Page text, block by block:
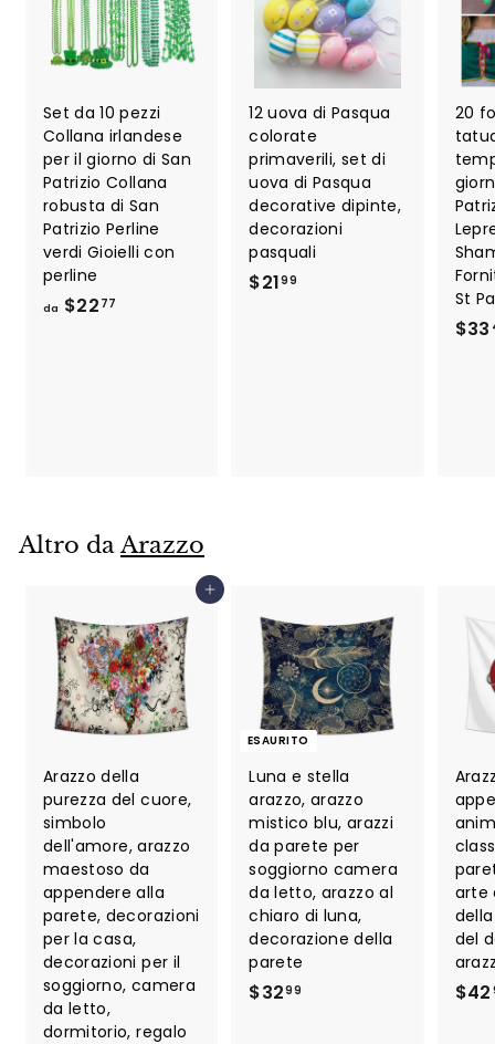
Set da 10 pezzi
Collana irlandese
per il giorno di San
Patrizio Collana
robusta di San
Patrizio Perline
verdi Gioielli con
perline
da $22 77
12 uova di Pasqua
colorate
primaverili, set di
uova di Pasqua
decorative dipinte,
decorazioni
pasquali
$2199
20
St
$33
Altro daArazzo
Aggiungi al carrello
Arazzo della
purezza del cuore,
simbolo
dell'amore, arazzo
maestoso da
appendere alla
parete, decorazioni
per la casa,
decorazioni per il
soggiorno, camera
da letto,
dormitorio, regalo
ESAURITO
Luna e stella
arazzo, arazzo
mistico blu, arazzi
da parete per
soggiorno camera
da letto, arazzo al
chiaro di luna,
decorazione della
parete
$3299
arte
del
$42